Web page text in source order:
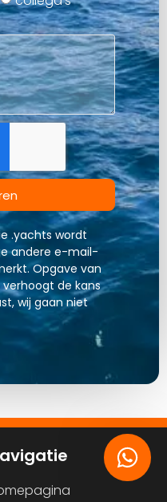
.yachts wordt
andere e-mail-
Opgave van
de kans
wij gaan niet